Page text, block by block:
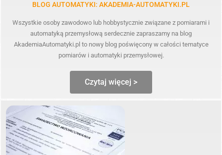
BLOG AUTOMATYKI: AKADEMIA-AUTOMATYKI.PL
Wszystkie osoby zawodowo lub hobbystycznie związane z pomiarami i
automatyką przemysłową serdecznie zapraszamy na blog
AkademiaAutomatyki.pl to nowy blog poświęcony w całości tematyce
pomiarów i automatyki przemysłowej.
Czytaj więcej >